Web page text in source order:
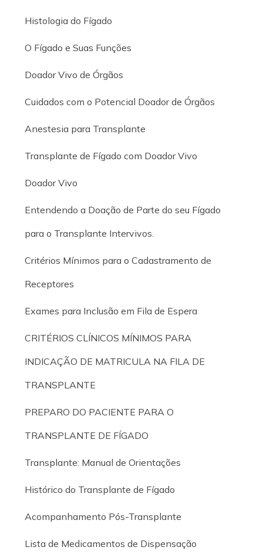
Histologia do Fígado
O Fígado e Suas Funções
Doador Vivo de Órgãos
Cuidados com o Potencial Doador de Órgãos
Anestesia para Transplante
Transplante de Fígado com Doador Vivo
Doador Vivo
Entendendo a Doação de Parte do seu Fígado
para o Transplante Intervivos.
Critérios Mínimos para o Cadastramento de
Receptores
Exames para Inclusão em Fila de Espera
CRITÉRIOS CLÍNICOS MÍNIMOS PARA
INDICAÇÃO DE MATRICULA NA FILA DE
TRANSPLANTE
PREPARO DO PACIENTE PARA O
TRANSPLANTE DE FÍGADO
Transplante: Manual de Orientações
Histórico do Transplante de Fígado
Acompanhamento Pós-Transplante
Lista de Medicamentos de Dispensação